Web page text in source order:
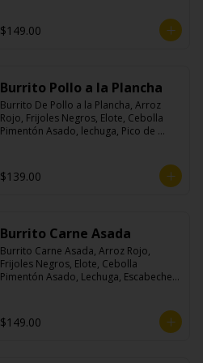
$149.00
Burrito Pollo a la Plancha
Burrito De Pollo a la Plancha, Arroz
Rojo, Frijoles Negros, Elote, Cebolla
Pimentón Asado, lechuga, Pico de
$139.00
Burrito Carne Asada
Burrito Carne Asada, Arroz Rojo,
Frijoles Negros, Elote, Cebolla
Pimentón Asado, Lechuga, Escabeche
$149.00